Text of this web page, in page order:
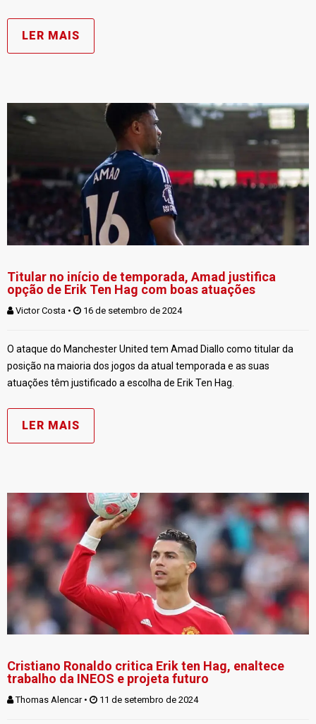
LER MAIS
Titular no início de temporada, Amad justifica
opção de Erik Ten Hag com boas atuações
Victor Costa • 16 de setembro de 2024
O ataque do Manchester United tem Amad Diallo como titular da
posição na maioria dos jogos da atual temporada e as suas
atuações têm justificado a escolha de Erik Ten Hag.
LER MAIS
Cristiano Ronaldo critica Erik ten Hag, enaltece
trabalho da INEOS e projeta futuro
Thomas Alencar • 11 de setembro de 2024